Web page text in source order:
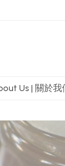
Us | 關於我